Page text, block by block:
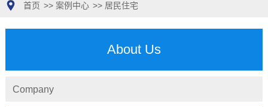
首页 >> 案例中心 >> 居民住宅
About Us
Company